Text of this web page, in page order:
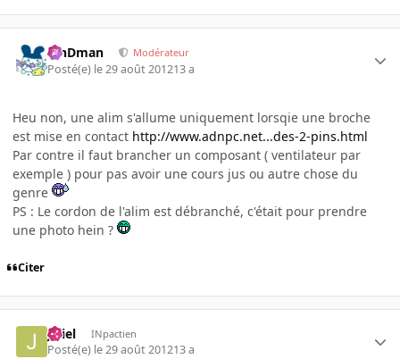
RinDman Modérateur
Posté(e) le 29 août 201213 a
Heu non, une alim s'allume uniquement lorsqie une broche
est mise en contact http://www.adnpc.net...des-2-pins.html
Par contre il faut brancher un composant ( ventilateur par
exemple ) pour pas avoir une cours jus ou autre chose du
genre
PS : Le cordon de l'alim est débranché, c'était pour prendre
une photo hein ?
Citer
jeliel INpactien
Posté(e) le 29 août 201213 a